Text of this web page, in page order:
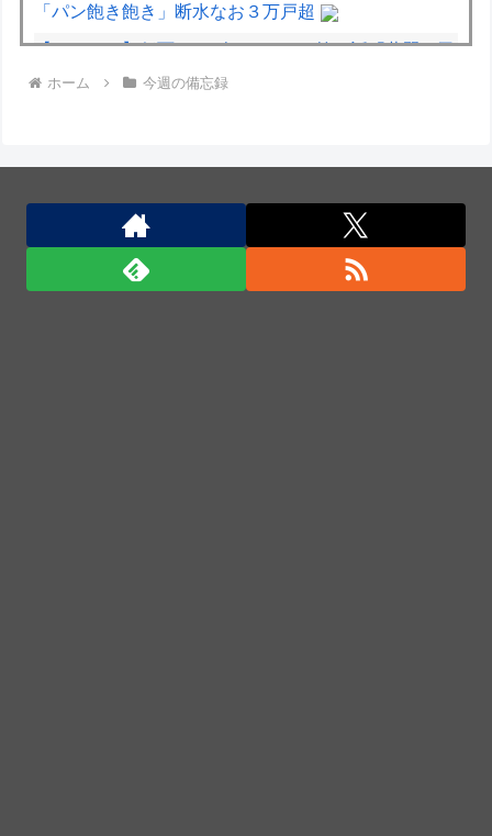
「パン飽き飽き」断水なお３万戸超
【デレマス】仮面ライダーバロンＰ第２話「蒼翼の乙
女」
完了…自らが目標を追尾する映像公開！
豪雨で流出「北朝鮮地雷に注意」、2週間で12個発
ホーム 今週の備忘録